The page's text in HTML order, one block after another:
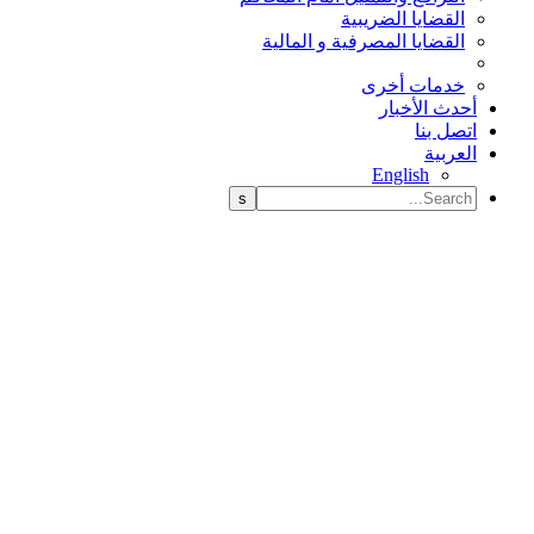
القضايا الضريبية
القضايا المصرفية و المالية
خدمات أخرى
أحدث الأخبار
اتصل بنا
العربية
English